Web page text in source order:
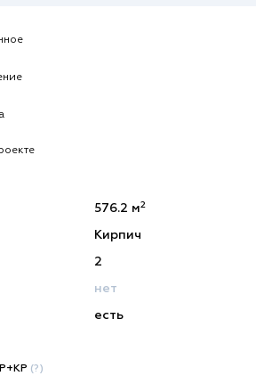
576.2 м2
Кирпич
2
нет
есть
(?)